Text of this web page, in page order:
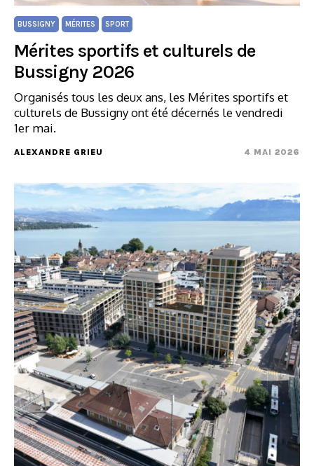
BUSSIGNY MÉRITES SPORT
Mérites sportifs et culturels de
Bussigny 2026
Organisés tous les deux ans, les Mérites sportifs et
culturels de Bussigny ont été décernés le vendredi
1er mai.
ALEXANDRE GRIEU 4 MAI 2026